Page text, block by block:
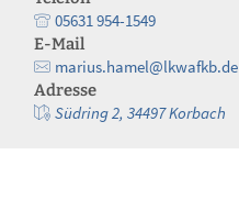
05631 954-1549
E-Mail
marius.hamel@lkwafkb.de
Adresse
Südring 2, 34497 Korbach